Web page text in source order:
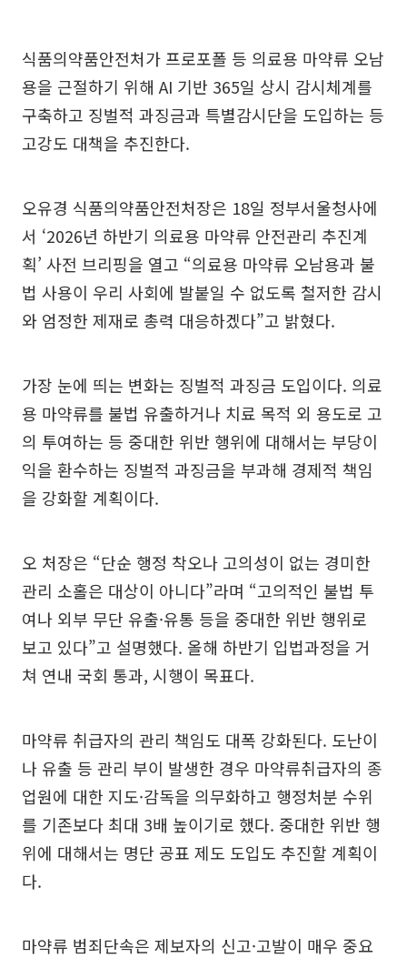
식품의약품안전처가 프로포폴 등 의료용 마약류 오남
용을 근절하기 위해 AI 기반 365일 상시 감시체계를
구축하고 징벌적 과징금과 특별감시단을 도입하는 등
고강도 대책을 추진한다.
오유경 식품의약품안전처장은 18일 정부서울청사에
서 ‘2026년 하반기 의료용 마약류 안전관리 추진계
획’ 사전 브리핑을 열고 “의료용 마약류 오남용과 불
법 사용이 우리 사회에 발붙일 수 없도록 철저한 감시
와 엄정한 제재로 총력 대응하겠다”고 밝혔다.
가장 눈에 띄는 변화는 징벌적 과징금 도입이다. 의료
용 마약류를 불법 유출하거나 치료 목적 외 용도로 고
의 투여하는 등 중대한 위반 행위에 대해서는 부당이
익을 환수하는 징벌적 과징금을 부과해 경제적 책임
을 강화할 계획이다.
오 처장은 “단순 행정 착오나 고의성이 없는 경미한
관리 소홀은 대상이 아니다”라며 “고의적인 불법 투
여나 외부 무단 유출·유통 등을 중대한 위반 행위로
보고 있다”고 설명했다. 올해 하반기 입법과정을 거
쳐 연내 국회 통과, 시행이 목표다.
마약류 취급자의 관리 책임도 대폭 강화된다. 도난이
나 유출 등 관리 부이 발생한 경우 마약류취급자의 종
업원에 대한 지도·감독을 의무화하고 행정처분 수위
를 기존보다 최대 3배 높이기로 했다. 중대한 위반 행
위에 대해서는 명단 공표 제도 도입도 추진할 계획이
다.
마약류 범죄단속은 제보자의 신고·고발이 매우 중요